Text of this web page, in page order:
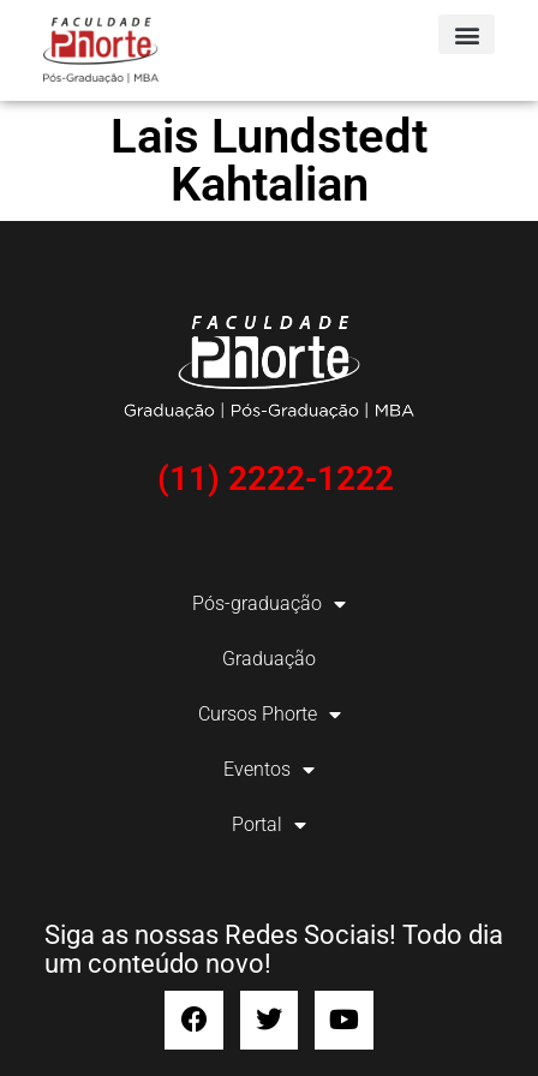
Lais Lundstedt
Kahtalian
(11) 2222-1222
Pós-graduação
Graduação
Cursos Phorte
Eventos
Portal
Siga as nossas Redes Sociais! Todo dia
um conteúdo novo!